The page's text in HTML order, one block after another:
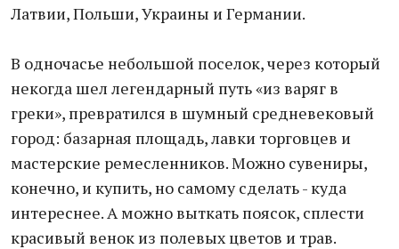
Латвии, Польши, Украины и Германии.
В одночасье небольшой поселок, через который
некогда шел легендарный путь «из варяг в
греки», превратился в шумный средневековый
город: базарная площадь, лавки торговцев и
мастерские ремесленников. Можно сувениры,
конечно, и купить, но самому сделать - куда
интереснее. А можно выткать поясок, сплести
красивый венок из полевых цветов и трав.